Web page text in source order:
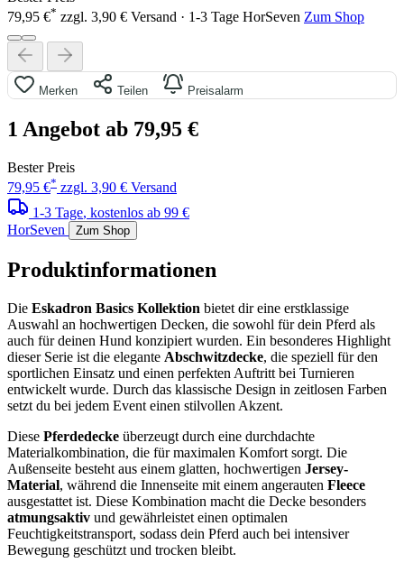
79,95 €* zzgl. 3,90 € Versand · 1-3 Tage HorSeven Zum Shop
Merken Teilen Preisalarm
1 Angebot ab 79,95 €
Bester Preis
79,95 €* zzgl. 3,90 € Versand
1-3 Tage, kostenlos ab 99 €
HorSeven
Zum Shop
Produktinformationen
Die Eskadron Basics Kollektion bietet dir eine erstklassige
Auswahl an hochwertigen Decken, die sowohl für dein Pferd als
auch für deinen Hund konzipiert wurden. Ein besonderes Highlight
dieser Serie ist die elegante Abschwitzdecke, die speziell für den
sportlichen Einsatz und einen perfekten Auftritt bei Turnieren
entwickelt wurde. Durch das klassische Design in zeitlosen Farben
setzt du bei jedem Event einen stilvollen Akzent.
Diese Pferdedecke überzeugt durch eine durchdachte
Materialkombination, die für maximalen Komfort sorgt. Die
Außenseite besteht aus einem glatten, hochwertigen Jersey-
Material, während die Innenseite mit einem angerauten Fleece
ausgestattet ist. Diese Kombination macht die Decke besonders
atmungsaktiv und gewährleistet einen optimalen
Feuchtigkeitstransport, sodass dein Pferd auch bei intensiver
Bewegung geschützt und trocken bleibt.